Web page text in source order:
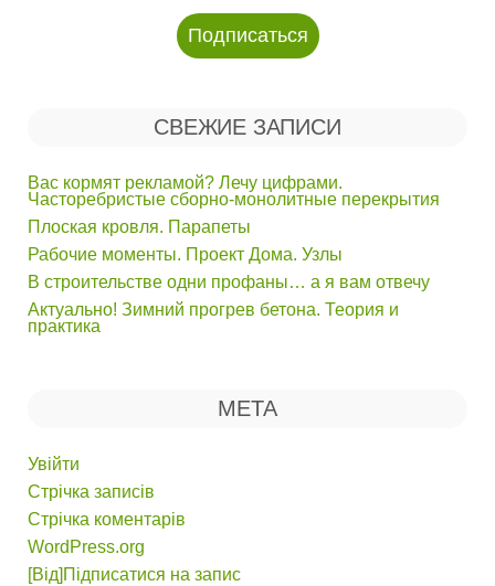
СВЕЖИЕ ЗАПИСИ
Вас кормят рекламой? Лечу цифрами.
Часторебристые сборно-монолитные перекрытия
Плоская кровля. Парапеты
Рабочие моменты. Проект Дома. Узлы
В строительстве одни профаны… а я вам отвечу
Актуально! Зимний прогрев бетона. Теория и
практика
МЕТА
Увійти
Стрічка записів
Стрічка коментарів
WordPress.org
[Від]Підписатися на запис